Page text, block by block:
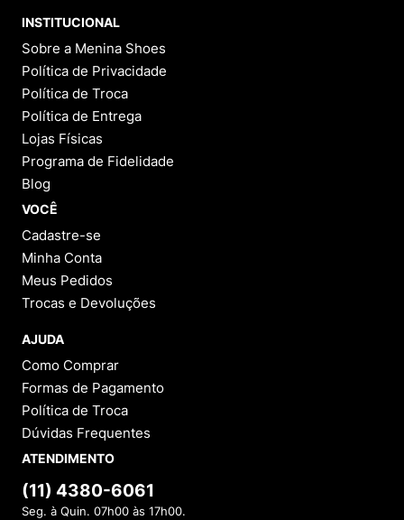
cabedal e a palmilha;
Seque sempre à sombra e com a sola virada para
baixo;
Use escovas macias para remover sujeiras secas;
Em modelos com mesh, evite o uso de escovas
INSTITUCIONAL
Sobre a Menina Shoes
Política de Privacidade
Política de Troca
Política de Entrega
Lojas Físicas
Programa de Fidelidade
Blog
VOCÊ
Cadastre-se
Minha Conta
Meus Pedidos
Trocas e Devoluções
AJUDA
Como Comprar
Formas de Pagamento
Política de Troca
Dúvidas Frequentes
ATENDIMENTO
(11) 4380-6061
Seg. à Quin. 07h00 às 17h00.